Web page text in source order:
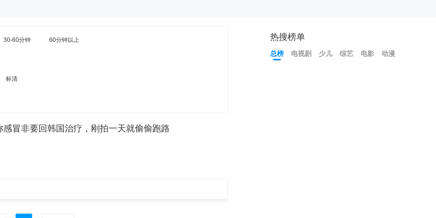
30-60分钟 60分钟以上
标清
冒非要回韩国治疗，刚拍一天就偷偷跑路
热搜榜单
总榜 电视剧 少儿 综艺 电影 动漫